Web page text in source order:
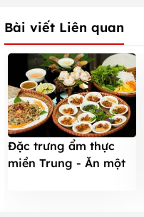
Bài viết Liên quan
Đặc trưng ẩm thực
miền Trung - Ăn một